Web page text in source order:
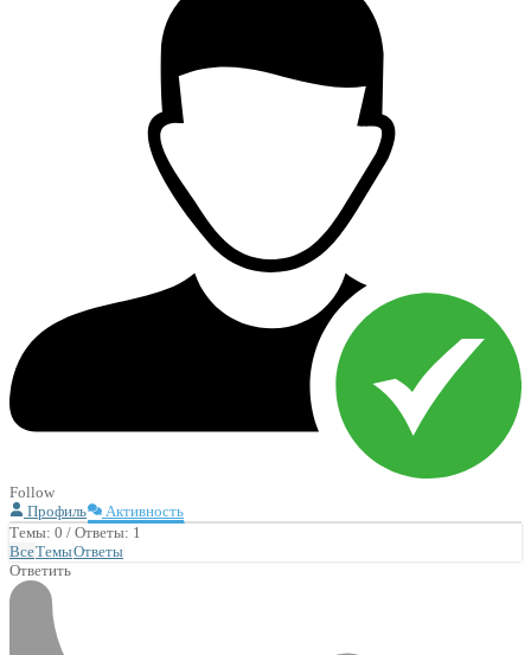
Follow
Профиль
Активность
Темы: 0 / Ответы: 1
ВсеТемыОтветы
Ответить